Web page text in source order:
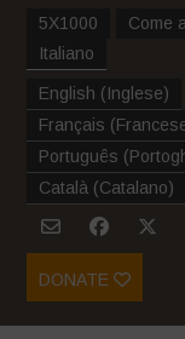
5X1000
Come
Italiano
English (Inglese)
Français (
Português (
Català (Catalano)
DONATE